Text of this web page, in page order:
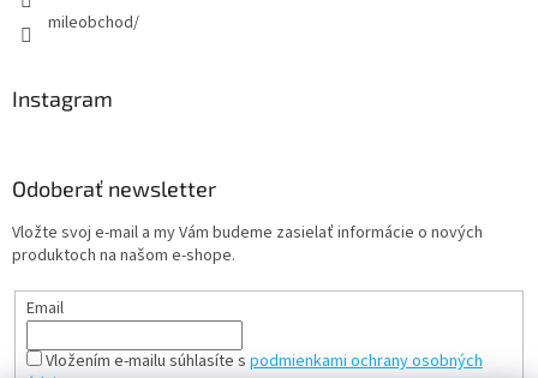
mileobchod/
Instagram
Odoberať newsletter
Vložte svoj e-mail a my Vám budeme zasielať informácie o nových
produktoch na našom e-shope.
Email
Vložením e-mailu súhlasíte s podmienkami ochrany osobných